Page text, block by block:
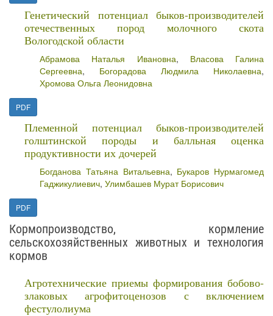
Генетический потенциал быков-производителей
отечественных пород молочного скота
Вологодской области
Абрамова Наталья Ивановна, Власова Галина
Сергеевна, Богорадова Людмила Николаевна,
Хромова Ольга Леонидовна
PDF
Племенной потенциал быков-производителей
голштинской породы и балльная оценка
продуктивности их дочерей
Богданова Татьяна Витальевна, Букаров Нурмагомед
Гаджикулиевич, Улимбашев Мурат Борисович
PDF
Кормопроизводство, кормление
сельскохозяйственных животных и технология
кормов
Агротехнические приемы формирования бобово-
злаковых агрофитоценозов с включением
фестулолиума